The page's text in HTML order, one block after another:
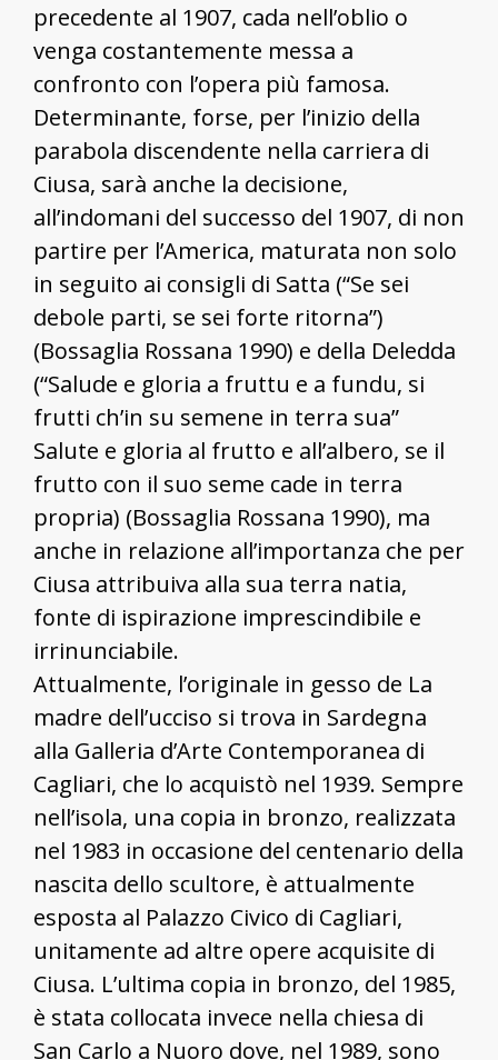
precedente al 1907, cada nell’oblio o
venga costantemente messa a
confronto con l’opera più famosa.
Determinante, forse, per l’inizio della
parabola discendente nella carriera di
Ciusa, sarà anche la decisione,
all’indomani del successo del 1907, di non
partire per l’America, maturata non solo
in seguito ai consigli di Satta (“Se sei
debole parti, se sei forte ritorna”)
(Bossaglia Rossana 1990) e della Deledda
(“Salude e gloria a fruttu e a fundu, si
frutti ch’in su semene in terra sua”
Salute e gloria al frutto e all’albero, se il
frutto con il suo seme cade in terra
propria) (Bossaglia Rossana 1990), ma
anche in relazione all’importanza che per
Ciusa attribuiva alla sua terra natia,
fonte di ispirazione imprescindibile e
irrinunciabile.
Attualmente, l’originale in gesso de La
madre dell’ucciso si trova in Sardegna
alla Galleria d’Arte Contemporanea di
Cagliari, che lo acquistò nel 1939. Sempre
nell’isola, una copia in bronzo, realizzata
nel 1983 in occasione del centenario della
nascita dello scultore, è attualmente
esposta al Palazzo Civico di Cagliari,
unitamente ad altre opere acquisite di
Ciusa. L’ultima copia in bronzo, del 1985,
è stata collocata invece nella chiesa di
San Carlo a Nuoro dove, nel 1989, sono